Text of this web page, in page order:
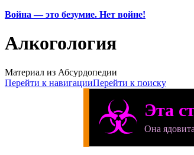
Война — это безумие. Нет войне!
Алкогология
Материал из Абсурдопедии
Перейти к навигацииПерейти к поиску
☣ Эта
Она